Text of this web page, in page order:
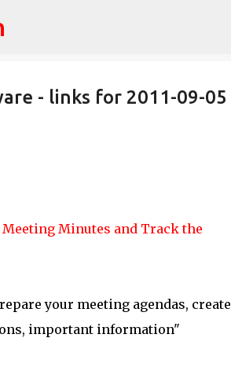
zum Hauptbereich
- links for 2011-09-05
Minutes and Track the
your meeting agendas, create
important information"